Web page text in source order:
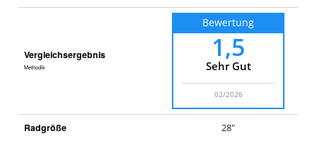
Vergleichsergebnis
Methodik
Bewertung
1,5
Sehr Gut
02/2026
Radgröße 28"